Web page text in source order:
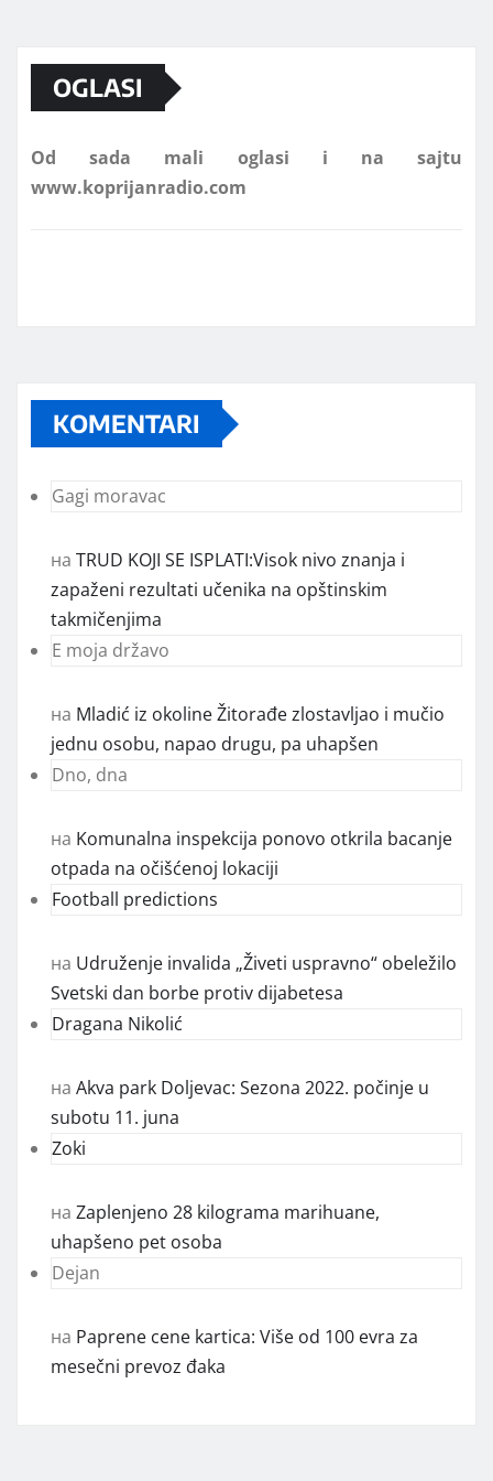
OGLASI
Od sada mali oglasi i na sajtu
KOMENTARI
Gagi moravac
на TRUD KOJI SE ISPLATI:Visok nivo znanja i
zapaženi rezultati učenika na opštinskim
takmičenjima
E moja državo
на Mladić iz okoline Žitorađe zlostavljao i mučio
jednu osobu, napao drugu, pa uhapšen
Dno, dna
на Komunalna inspekcija ponovo otkrila bacanje
otpada na očišćenoj lokaciji
Football predictions
на Udruženje invalida „Živeti uspravno“ obeležilo
Svetski dan borbe protiv dijabetesa
Dragana Nikolić
на Akva park Doljevac: Sezona 2022. počinje u
subotu 11. juna
Zoki
на Zaplenjeno 28 kilograma marihuane,
uhapšeno pet osoba
Dejan
на Paprene cene kartica: Više od 100 evra za
mesečni prevoz đaka